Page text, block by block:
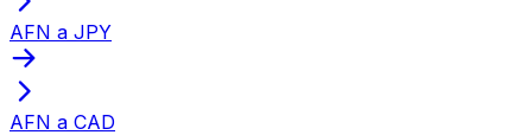
AFN a JPY
AFN a CAD